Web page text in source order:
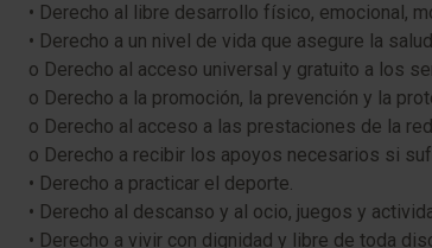
• Derecho al libre desarrollo físico, emocional,
• Derecho a un nivel de vida que asegure la
o Derecho al acceso universal y gratuito a los
o Derecho a la promoción, la prevención y la
o Derecho al acceso a las prestaciones de la
o Derecho a recibir los apoyos necesarios si
• Derecho a practicar el deporte.
• Derecho al descanso y al ocio, juegos y
• Derecho a vivir con dignidad y libre de toda